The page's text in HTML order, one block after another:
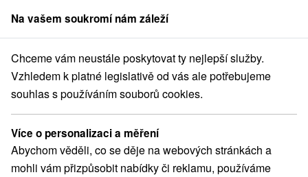
člen skupinySorger
Beauty pobyt - vše pro dokonalý wellness zážitek a pohodu
Beauty pobyt - vše pro dokonalý
wellness zážitek a pohodu
Hotel Most Slávy★★ ★ Trenčianske Teplice
Trenčianske Teplice
Na vašem soukromí nám záleží
Chceme vám neustále poskytovat ty nejlepší služby.
Vzhledem k platné legislativě od vás ale potřebujeme
souhlas s používáním souborů cookies.
Více o personalizaci a měření
Abychom věděli, co se děje na webových stránkách a
mohli vám přizpůsobit nabídky či reklamu, používáme